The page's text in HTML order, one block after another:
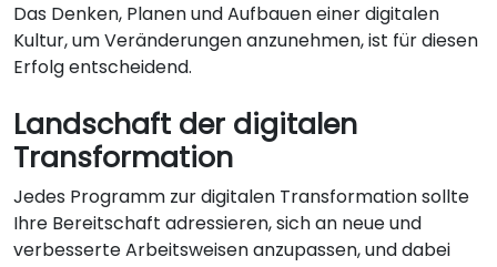
Das Denken, Planen und Aufbauen einer digitalen
Kultur, um Veränderungen anzunehmen, ist für diesen
Erfolg entscheidend.
Landschaft der digitalen
Transformation
Jedes Programm zur digitalen Transformation sollte
Ihre Bereitschaft adressieren, sich an neue und
verbesserte Arbeitsweisen anzupassen, und dabei